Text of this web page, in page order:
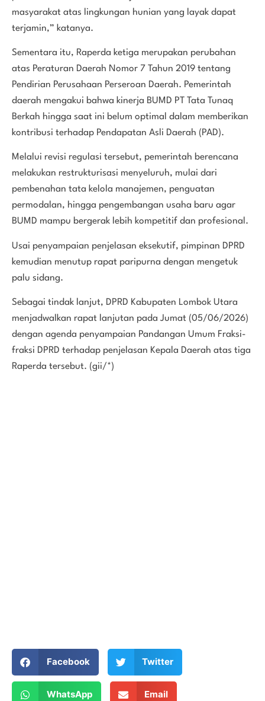
masyarakat atas lingkungan hunian yang layak dapat
terjamin,” katanya.
Sementara itu, Raperda ketiga merupakan perubahan
atas Peraturan Daerah Nomor 7 Tahun 2019 tentang
Pendirian Perusahaan Perseroan Daerah. Pemerintah
daerah mengakui bahwa kinerja BUMD PT Tata Tunaq
Berkah hingga saat ini belum optimal dalam memberikan
kontribusi terhadap Pendapatan Asli Daerah (PAD).
Melalui revisi regulasi tersebut, pemerintah berencana
melakukan restrukturisasi menyeluruh, mulai dari
pembenahan tata kelola manajemen, penguatan
permodalan, hingga pengembangan usaha baru agar
BUMD mampu bergerak lebih kompetitif dan profesional.
Usai penyampaian penjelasan eksekutif, pimpinan DPRD
kemudian menutup rapat paripurna dengan mengetuk
palu sidang.
Sebagai tindak lanjut, DPRD Kabupaten Lombok Utara
menjadwalkan rapat lanjutan pada Jumat (05/06/2026)
dengan agenda penyampaian Pandangan Umum Fraksi-
fraksi DPRD terhadap penjelasan Kepala Daerah atas tiga
Raperda tersebut. (gii/*)
Facebook Twitter
WhatsApp Email